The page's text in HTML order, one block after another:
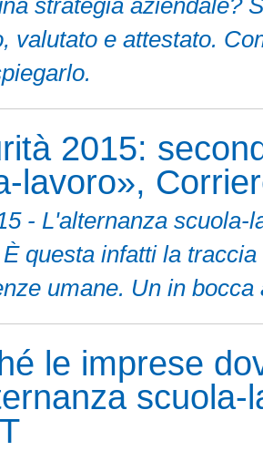
strategia aziendale?
valutato e attestato.
2015:
lavoro»,
- L'alternanza
questa infatti la
umane. Un in
le imprese